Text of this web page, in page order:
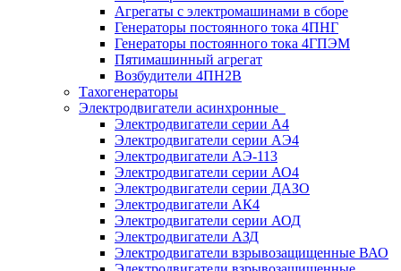
Агрегаты с электромашинами в сборе
Генераторы постоянного тока 4ПНГ
Генераторы постоянного тока 4ГПЭМ
Пятимашинный агрегат
Возбудители 4ПН2В
Тахогенераторы
Электродвигатели асинхронные
Электродвигатели серии А4
Электродвигатели серии АЭ4
Электродвигатели АЭ-113
Электродвигатели серии АО4
Электродвигатели серии ДАЗО
Электродвигатели АК4
Электродвигатели серии АОД
Электродвигатели АЗД
Электродвигатели взрывозащищенные ВАО